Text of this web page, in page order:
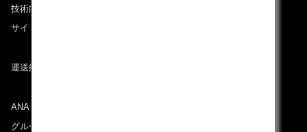
技術的なお問い合わせ（推奨環境）
サイトマップ
運送約款
ANAグループについて
グループ企業一覧